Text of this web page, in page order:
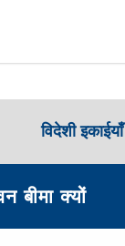
विदेशी इकाईयाँ
बीमा क्यों